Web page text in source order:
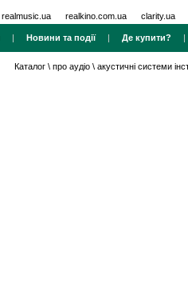
realmusic.ua realkino.com.ua clarity.ua
| Новини та події| Де купити?
Каталог \ про аудіо \ акустичні системи